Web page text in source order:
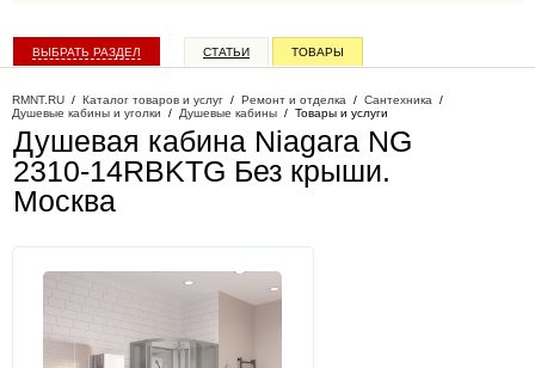
ВЫБРАТЬ РАЗДЕЛ СТАТЬИ ТОВАРЫ
RMNT.RU / Каталог товаров и услуг / Ремонт и отделка / Сантехника /
Душевые кабины и уголки / Душевые кабины / Товары и услуги
Душевая кабина Niagara NG
2310-14RBKTG Без крыши.
Москва